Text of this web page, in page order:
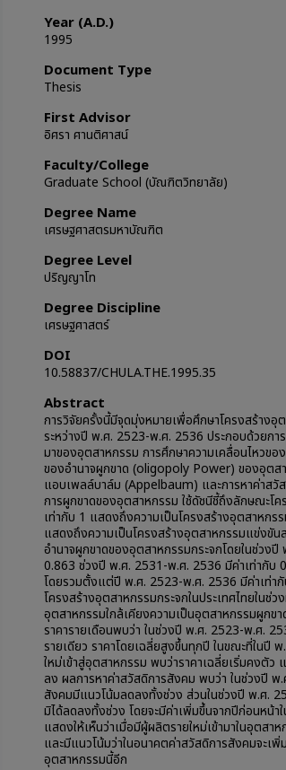
Year (A.D.)
1995
Document Type
Thesis
First Advisor
อิศรา ศานติศาสน์
Faculty/College
Graduate School (บัณฑิตวิทยาลัย)
Degree Name
เศรษฐศาสตรมหาบัณฑิต
Degree Level
ปริญญาโท
Degree Discipline
เศรษฐศาสตร์
DOI
10.58837/CHULA.THE.1995.35
Abstract
การวิจัยครั้งนี้มีจุดมุ่งหมายเพื่อศึกษาโครงสร้างอุต
ระหว่างปี พ.ศ. 2523-พ.ศ. 2536 ประกอบด้วยก
มาของอุตสาหกรรม การศึกษาความเคลื่อนไหวขอ
ของอำนาจผูกขาด (oligopoly Power) ของอุตส
แอบเพลล์บาล์ม (Appelbaum) และการหาค่าสวั
การผูกขาดของอุตสาหกรรม ใช้ดัชนีชี้ถึงลักษณะโ
เท่ากับ 1 แสดงถึงความเป็นโครงสร้างอุตสาหก
แสดงถึงความเป็นโครงสร้างอุตสาหกรรมแข่งขั
อำนาจผูกขาดของอุตสาหกรรมกระจกโดยในช่วง
0.863 ช่วงปี พ.ศ. 2531-พ.ศ. 2536 มีค่าเท่ากับ
โดยรวมตั้งแต่ปี พ.ศ. 2523-พ.ศ. 2536 มีค่าเท่ากั
โครงสร้างอุตสาหกรรมกระจกในประเทศไทยในช่
อุตสาหกรรมใกล้เคียงความเป็นอุตสาหกรรมผูกข
ราคารายเดือนพบว่า ในช่วงปี พ.ศ. 2523-พ.ศ.
รายเดียว ราคาโดยเฉลี่ยสูงขึ้นทุกปี ในขณะที่ใน
ใหม่เข้าสู่อุตสาหกรรม พบว่าราคาเฉลี่ยเริ่มคงตัว
ลง ผลการหาค่าสวัสดิการสังคม พบว่า ในช่วงปี
สังคมมีแนวโน้มลดลงทั้งช่วง ส่วนในช่วงปี พ.ศ.
มิได้ลดลงทั้งช่วง โดยจะมีค่าเพิ่มขึ้นจากปีก่อนหน้
แสดงให้เห็นว่าเมื่อมีผู้ผลิตรายใหม่เข้ามาในอุตสา
และมีแนวโน้มว่าในอนาคตค่าสวัสดิการสังคมจะเพิ่
อุตสาหกรรมนี้อีก